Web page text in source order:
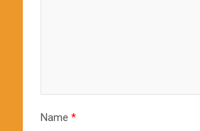
Name *